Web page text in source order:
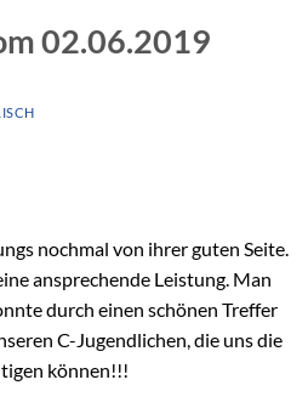
02.06.2019
nochmal von ihrer guten Seite.
ansprechende Leistung. Man
durch einen schönen Treffer
C-Jugendlichen, die uns die
können!!!